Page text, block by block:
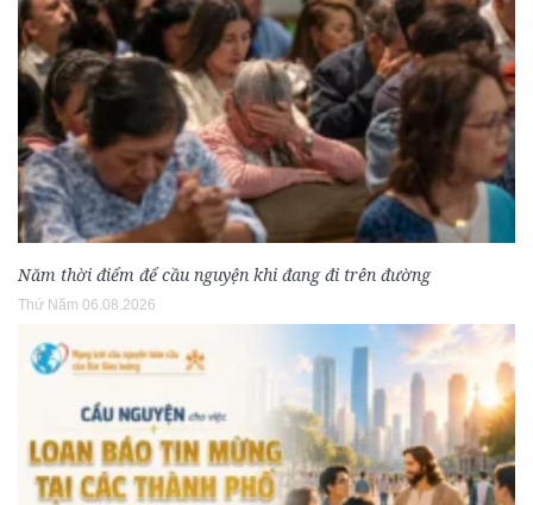
Năm thời điểm để cầu nguyện khi đang đi trên đường
Thứ Năm 06.08.2026